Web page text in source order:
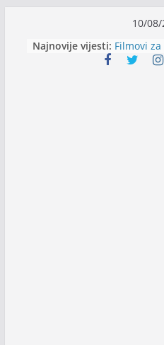
content
10/
Najnovije vijesti: Filmovi
Future